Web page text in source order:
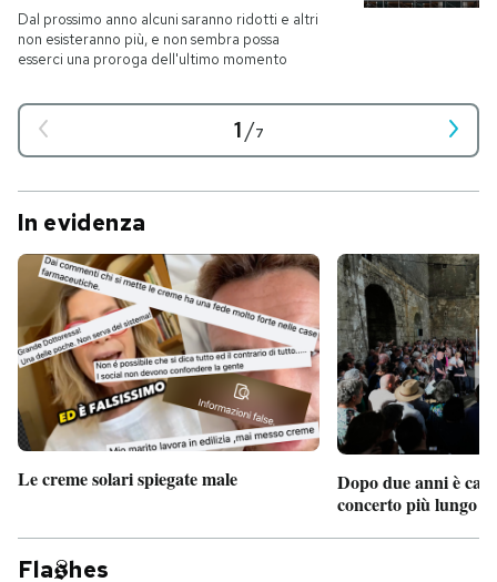
Dal prossimo anno alcuni saranno ridotti e altri
non esisteranno più, e non sembra possa
esserci una proroga dell'ultimo momento
1/7
In evidenza
Le creme solari spiegate male
Dopo due anni è
concerto più lungo
Fla hes